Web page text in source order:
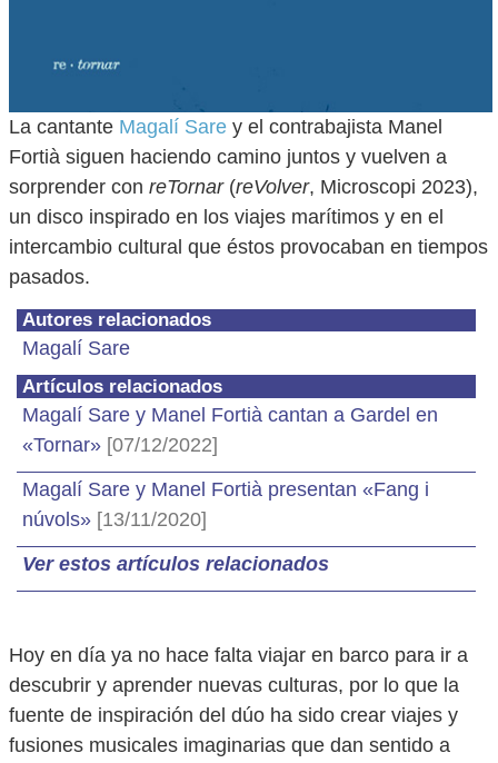
La cantante Magalí Sare y el contrabajista Manel
Fortià siguen haciendo camino juntos y vuelven a
sorprender con reTornar(reVolver, Microscopi 2023),
un disco inspirado en los viajes marítimos y en el
intercambio cultural que éstos provocaban en tiempos
pasados.
Autores relacionados
Magalí Sare
Artículos relacionados
Magalí Sare y Manel Fortià cantan a Gardel en
«Tornar» [07/12/2022]
Magalí Sare y Manel Fortià presentan «Fang i
núvols» [13/11/2020]
Ver estos artículos relacionados
Hoy en día ya no hace falta viajar en barco para ir a
descubrir y aprender nuevas culturas, por lo que la
fuente de inspiración del dúo ha sido crear viajes y
fusiones musicales imaginarias que dan sentido a